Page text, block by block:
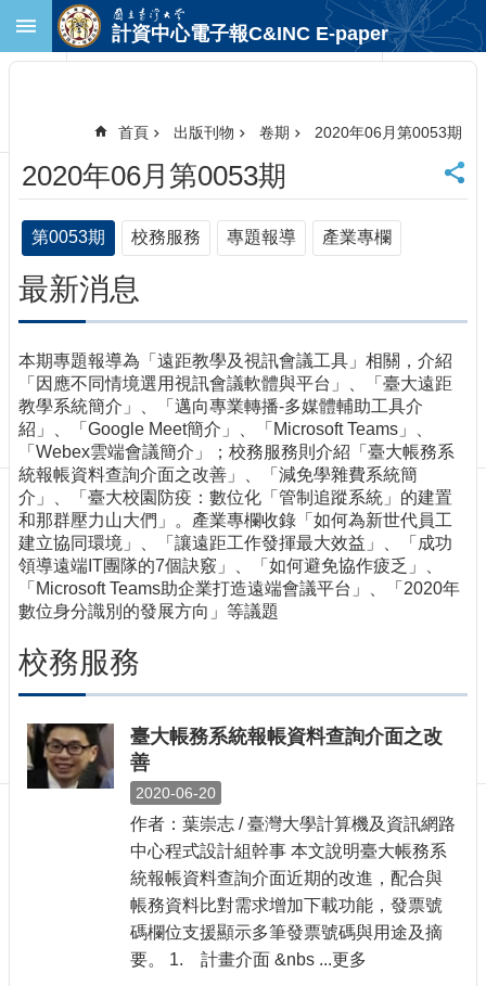
跳到主要內容區塊
首
頁
臺
大
首
頁
計
首
頁
絡
資
訂
閱/
取
消
網
導
最
新
消
計資中心電子報C&INC E-paper
首頁 出版刊物 卷期 2020年06月第0053期
2020年06月第0053期
第0053期 校務服務 專題報導 產業專欄
最新消息
本期專題報導為「遠距教學及視訊會議工具」相關，介紹
「因應不同情境選用視訊會議軟體與平台」、「臺大遠距
教學系統簡介」、「邁向專業轉播-多媒體輔助工具介
紹」、「Google Meet簡介」、「Microsoft Teams」、
「Webex雲端會議簡介」；校務服務則介紹「臺大帳務系
統報帳資料查詢介面之改善」、「減免學雜費系統簡
介」、「臺大校園防疫：數位化「管制追蹤系統」的建置
和那群壓力山大們」。產業專欄收錄「如何為新世代員工
建立協同環境」、「讓遠距工作發揮最大效益」、「成功
領導遠端IT團隊的7個訣竅」、「如何避免協作疲乏」、
「Microsoft Teams助企業打造遠端會議平台」、「2020年
數位身分識別的發展方向」等議題
校務服務
臺大帳務系統報帳資料查詢介面之改
善
2020-06-20
作者：葉崇志 / 臺灣大學計算機及資訊網路
中心程式設計組幹事 本文說明臺大帳務系
統報帳資料查詢介面近期的改進，配合與
帳務資料比對需求增加下載功能，發票號
碼欄位支援顯示多筆發票號碼與用途及摘
要。 1. 計畫介面 &nbs ...更多